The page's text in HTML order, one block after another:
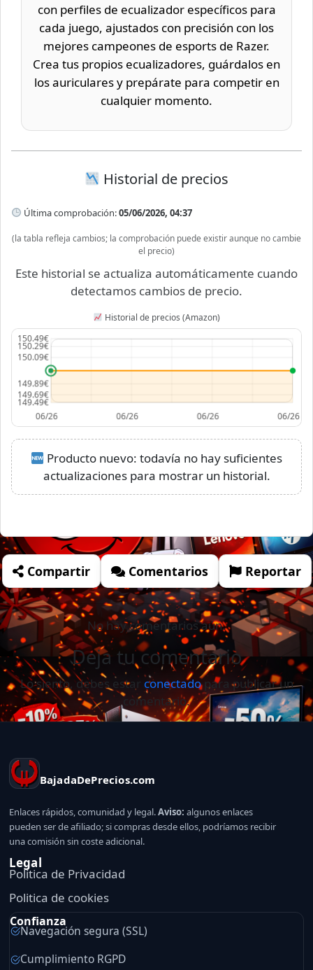
con perfiles de ecualizador específicos para
cada juego, ajustados con precisión con los
mejores campeones de esports de Razer.
Crea tus propios ecualizadores, guárdalos en
los auriculares y prepárate para competir en
cualquier momento.
Historial de precios
Última comprobación:05/06/2026, 04:37
(la tabla refleja cambios; la comprobación puede existir aunque no cambie
el precio)
Este historial se actualiza automáticamente cuando
detectamos cambios de precio.
Historial de precios (Amazon)
Producto nuevo: todavía no hay suficientes
actualizaciones para mostrar un historial.
Compartir Comentarios Reportar
No hay comentarios aún.
Deja tu comentario
Lo siento, debes estar conectadopara publicar un
comentario.
BajadaDePrecios.com
Enlaces rápidos, comunidad y legal.Aviso: algunos enlaces
pueden ser de afiliado; si compras desde ellos, podríamos recibir
una comisión sin coste adicional.
Legal
Politica de Privacidad
Politica de cookies
Confianza
Navegación segura (SSL)
Cumplimiento RGPD